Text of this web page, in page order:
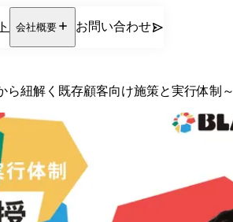
会社概要 お問い合わせ
紐解く既存顧客向け施策と実行体制～